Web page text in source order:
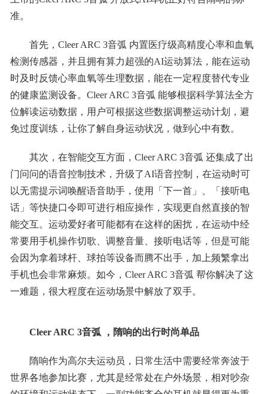
准。
首先，Cleer ARC 3音弧 内置医疗级高精度心率和血氧
检测传感器，并且拥有算力超强的AI运动算法，能在运动
时及时反馈心率血氧等生理数据，能在一定程度替代专业
的健康监测设备。Cleer ARC 3音弧 能够根据科学算法全方
位解读运动数据，用户可根据这些数据调整运动计划，避
免过度训练，让你了解自身运动状况，做到心中有数。
其次，在智能交互方面，Cleer ARC 3音弧 还集成了出
门问问的语音控制技术，升级了AI语音控制，在运动时可
以无需提示词唤醒语音助手，使用「下一首」、「接听电
话」等快捷口令即可进行相应操作，实现更自然直接的智
能交互。运动爱好者可能都有在这样的困扰，在运动中经
常要用手机操作切歌、调整音量、接听电话等，但是可能
会因为拿着球杆、球拍等设备而腾不出手，加上频繁拿出
手机也会非常麻烦。如今，Cleer ARC 3音弧 帮你解决了这
一难题，很大程度在运动场景中解放了双手。
Cleer ARC 3音弧 ，隋响的出行时尚单品
隋响作为高尔夫运动员，日常生活中需要经常奔波于
世界各地参加比赛，尤其是经常处在户外场景，相对吵杂